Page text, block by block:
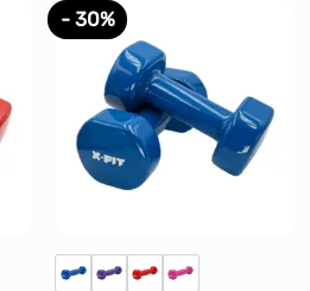
tiene
múltiples
variantes.
opciones
pueden
la
página
- 30%